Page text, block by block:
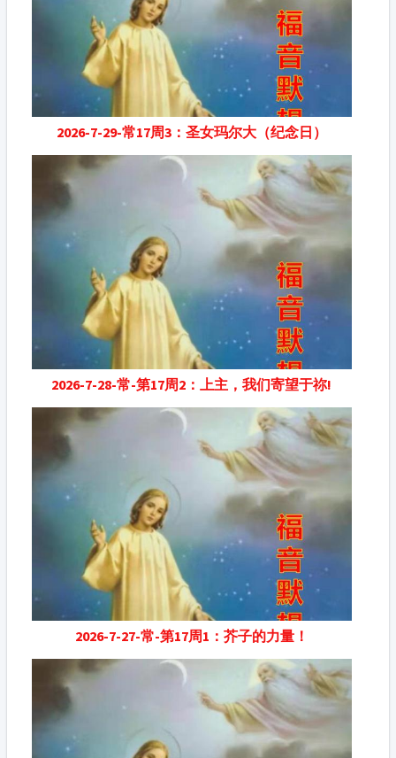
2026-7-29-常17周3：圣女玛尔大（纪念日）
2026-7-28-常-第17周2：上主，我们寄望于祢!
2026-7-27-常-第17周1：芥子的力量！